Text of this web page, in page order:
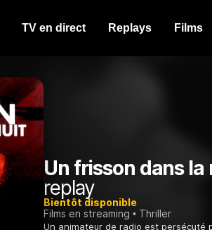
TV en direct Replays Films
Un frisson dans la
replay
Bientôt disponible
Films en streaming
Thriller
Un animateur de radio est persécuté